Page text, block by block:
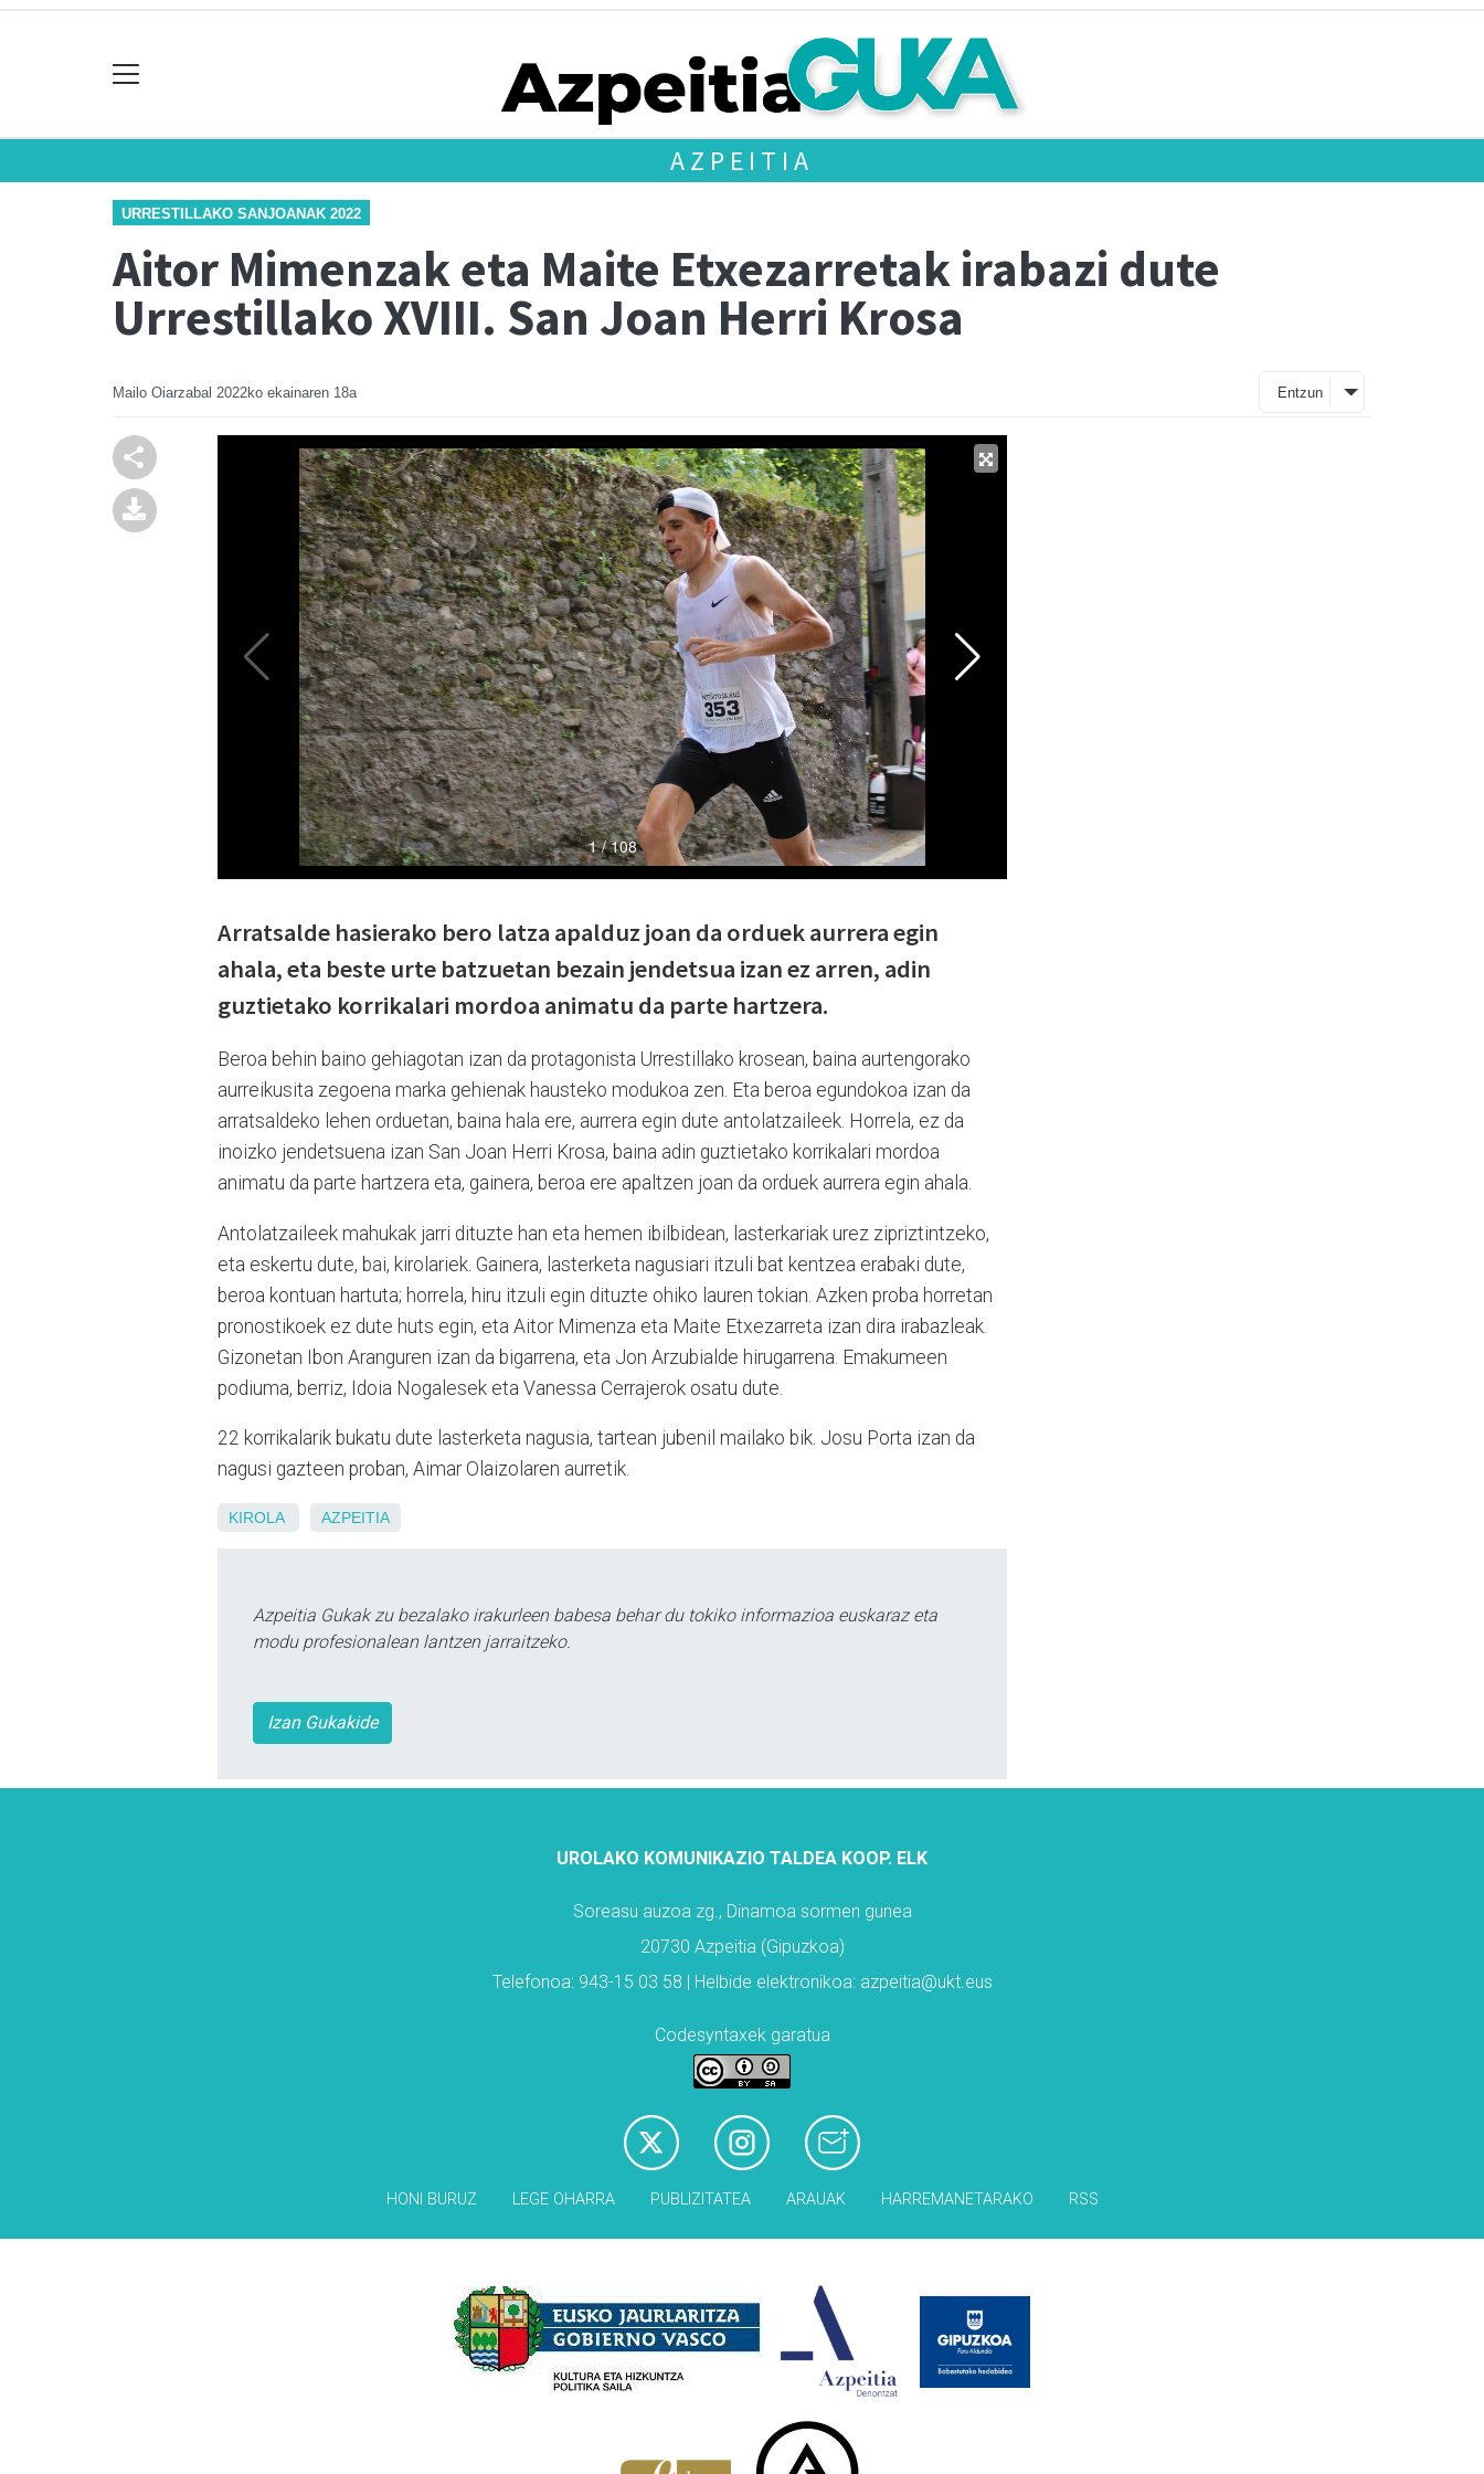
AZPEITIA
URRESTILLAKO SANJOANAK 2022
Aitor Mimenzak eta Maite Etxezarretak irabazi dute
Urrestillako XVIII. San Joan Herri Krosa
Mailo Oiarzabal 2022ko ekainaren 18a Entzun
Arratsalde hasierako bero latza apalduz joan da orduek aurrera egin
ahala, eta beste urte batzuetan bezain jendetsua izan ez arren, adin
guztietako korrikalari mordoa animatu da parte hartzera.
Beroa behin baino gehiagotan izan da protagonista Urrestillako krosean, baina aurtengorako
aurreikusita zegoena marka gehienak hausteko modukoa zen. Eta beroa egundokoa izan da
arratsaldeko lehen orduetan, baina hala ere, aurrera egin dute antolatzaileek. Horrela, ez da
inoizko jendetsuena izan San Joan Herri Krosa, baina adin guztietako korrikalari mordoa
animatu da parte hartzera eta, gainera, beroa ere apaltzen joan da orduek aurrera egin ahala.
Antolatzaileek mahukak jarri dituzte han eta hemen ibilbidean, lasterkariak urez zipriztintzeko,
eta eskertu dute, bai, kirolariek. Gainera, lasterketa nagusiari itzuli bat kentzea erabaki dute,
beroa kontuan hartuta; horrela, hiru itzuli egin dituzte ohiko lauren tokian. Azken proba horretan
pronostikoek ez dute huts egin, eta Aitor Mimenza eta Maite Etxezarreta izan dira irabazleak.
Gizonetan Ibon Aranguren izan da bigarrena, eta Jon Arzubialde hirugarrena. Emakumeen
podiuma, berriz, Idoia Nogalesek eta Vanessa Cerrajerok osatu dute.
22 korrikalarik bukatu dute lasterketa nagusia, tartean jubenil mailako bik. Josu Porta izan da
nagusi gazteen proban, Aimar Olaizolaren aurretik.
KIROLA AZPEITIA
Azpeitia Gukak zu bezalako irakurleen babesa behar du tokiko informazioa euskaraz eta
modu profesionalean lantzen jarraitzeko.
Izan Gukakide
UROLAKO KOMUNIKAZIO TALDEA KOOP. ELK
Soreasu auzoa zg., Dinamoa sormen gunea
20730 Azpeitia (Gipuzkoa)
Telefonoa: 943-15 03 58 | Helbide elektronikoa: azpeitia@ukt.eus
Codesyntaxek garatua
HONI BURUZ LEGE OHARRA PUBLIZITATEA ARAUAK HARREMANETARAKO RSS